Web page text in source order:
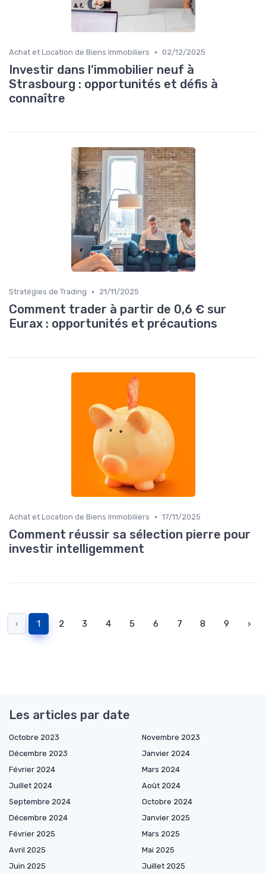
Achat et Location de Biens Immobiliers • 02/12/2025
Investir dans l’immobilier neuf à
Strasbourg : opportunités et défis à
connaître
Stratégies de Trading • 21/11/2025
Comment trader à partir de 0,6 € sur
Eurax : opportunités et précautions
Achat et Location de Biens Immobiliers • 17/11/2025
Comment réussir sa sélection pierre pour
investir intelligemment
‹ 1 2 3 4 5 6 7 8 9 ›
Les articles par date
Octobre 2023
Novembre 2023
Décembre 2023
Janvier 2024
Février 2024
Mars 2024
Juillet 2024
Août 2024
Septembre 2024
Octobre 2024
Décembre 2024
Janvier 2025
Février 2025
Mars 2025
Avril 2025
Mai 2025
Juin 2025
Juillet 2025